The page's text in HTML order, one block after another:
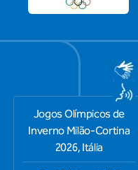
Jogos Olímpicos de
Inverno Milão-Cortina
2026, Itália